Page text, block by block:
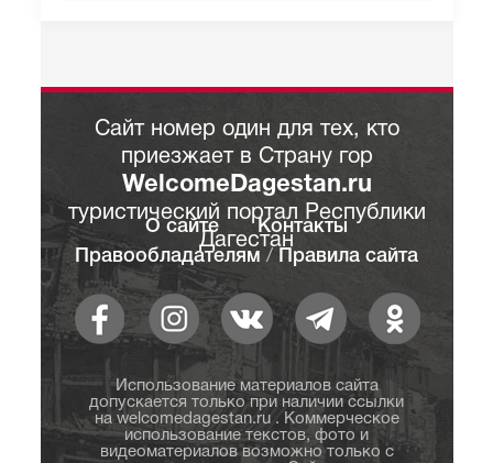
Сайт номер один для тех, кто
приезжает в Страну гор
WelcomeDagestan.ru
туристический портал Республики
Дагестан
О сайте
Контакты
Правообладателям / Правила сайта
Использование материалов сайта
допускается только при наличии ссылки
на welcomedagestan.ru . Коммерческое
использование текстов, фото и
видеоматериалов возможно только с